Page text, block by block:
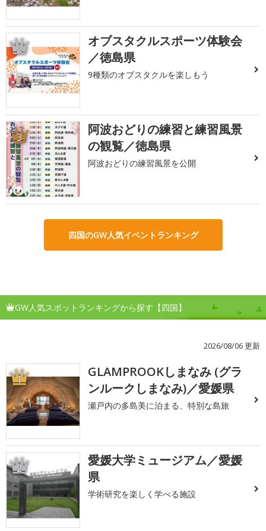
2
オブスタクルスポーツ体験会
／徳島県
9種類のオブスタクルを楽しもう
3
阿波おどりの練習と練習風景
の観覧／徳島県
阿波おどりの練習風景を公開
四国のGW人気イベントランキング
GW人気スポットランキングから探す【四国】
2026/08/06 更新
1
GLAMPROOKしまなみ (グラ
ンルークしまなみ)／愛媛県
瀬戸内の多島美に泊まる、特別な島旅
2
愛媛大学ミュージアム／愛媛
県
学術研究を楽しく学べる施設